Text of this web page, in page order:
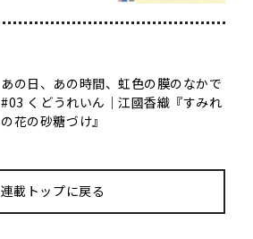
あの日、あの時間、虹色の膜のなかで
#03 くどうれいん｜江國香織『すみれ
の花の砂糖づけ』
連載トップに戻る